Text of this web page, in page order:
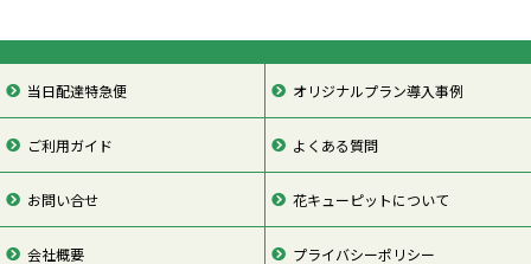
当日配達特急便 オリジナルプラン導入事例
ご利用ガイド よくある質問
お問い合せ 花キューピットについて
会社概要 プライバシーポリシー